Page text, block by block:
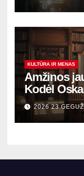
KULTŪRA IR MENAS
Amžinos
Kodėl
šiandien
kada?
2026 23